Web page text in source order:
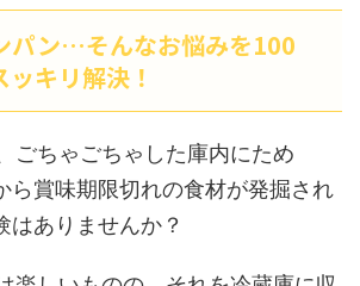
パン…そんなお悩みを100
キリ解決！
ごちゃごちゃした庫内にため
ら賞味期限切れの食材が発掘され
ありませんか？